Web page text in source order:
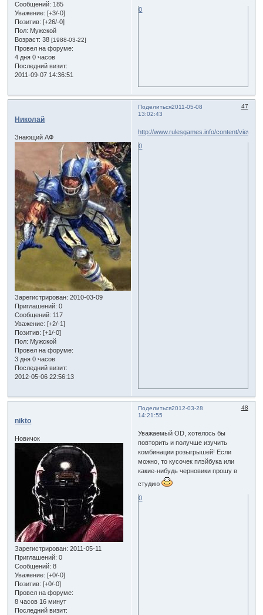
Сообщений: 185
Уважение: [+3/-0]
Позитив: [+26/-0]
Пол: Мужской
Возраст: 38[1988-03-22]
Провел на форуме:
4 дня 0 часов
Последний визит:
2011-09-07 14:36:51
0
Поделиться 47
2011-05-08
13:02:43
Николай
Знающий АФ
Зарегистрирован: 2010-03-09
Приглашений: 0
Сообщений: 117
Уважение: [+2/-1]
Позитив: [+1/-0]
Пол: Мужской
Провел на форуме:
3 дня 0 часов
Последний визит:
2012-05-06 22:56:13
http://www.rulesgames.info/content/view/
0
Поделиться 48
2012-03-28
14:21:55
nikto
Новичок
Зарегистрирован: 2011-05-11
Приглашений: 0
Сообщений: 8
Уважение: [+0/-0]
Позитив: [+0/-0]
Провел на форуме:
8 часов 16 минут
Последний визит:
Уважаемый OD, хотелось бы
повторить и получше изучить
комбинации розыгрышей! Если
можно, то кусочек плэйбука или
какие-нибудь черновики прошу в
студию
0